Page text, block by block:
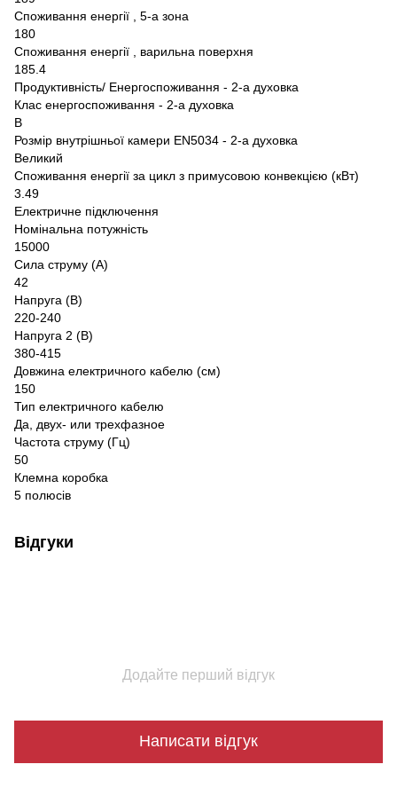
Споживання енергії , 5-а зона
180
Споживання енергії , варильна поверхня
185.4
Продуктивність/ Енергоспоживання - 2-а духовка
Клас енергоспоживання - 2-а духовка
B
Розмір внутрішньої камери EN5034 - 2-а духовка
Великий
Споживання енергії за цикл з примусовою конвекцією (кВт)
3.49
Електричне підключення
Номінальна потужність
15000
Сила струму (А)
42
Напруга (В)
220-240
Напруга 2 (В)
380-415
Довжина електричного кабелю (см)
150
Тип електричного кабелю
Да, двух- или трехфазное
Частота струму (Гц)
50
Клемна коробка
5 полюсів
Відгуки
Додайте перший відгук
Написати відгук